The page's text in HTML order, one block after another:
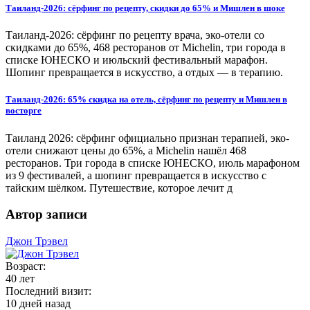
Таиланд-2026: сёрфинг по рецепту, скидки до 65% и Мишлен в шоке
Таиланд-2026: сёрфинг по рецепту врача, эко-отели со
скидками до 65%, 468 ресторанов от Michelin, три города в
списке ЮНЕСКО и июльский фестивальный марафон.
Шопинг превращается в искусство, а отдых — в терапию.
Таиланд-2026: 65% скидка на отель, сёрфинг по рецепту и Мишлен в
восторге
Таиланд 2026: сёрфинг официально признан терапией, эко-
отели снижают цены до 65%, а Michelin нашёл 468
ресторанов. Три города в списке ЮНЕСКО, июль марафоном
из 9 фестивалей, а шопинг превращается в искусство с
тайским шёлком. Путешествие, которое лечит д
Автор записи
Джон Трэвел
Возраст:
40 лет
Последний визит:
10 дней назад